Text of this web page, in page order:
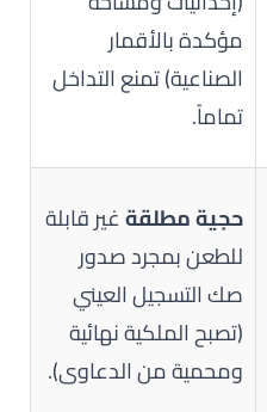
مؤكدة بالأقمار
الصناعية) تمنع التداخل
تماماً.
حجية مطلقةغير قابلة
للطعن بمجرد صدور
صك التسجيل العيني
(تصبح الملكية نهائية
ومحمية من الدعاوى).